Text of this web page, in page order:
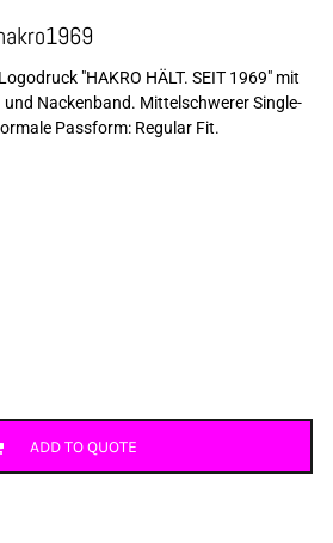
"HAKRO HÄLT. SEIT 1969" mit
Nackenband. Mittelschwerer Single-
Passform: Regular Fit.
ADD TO QUOTE